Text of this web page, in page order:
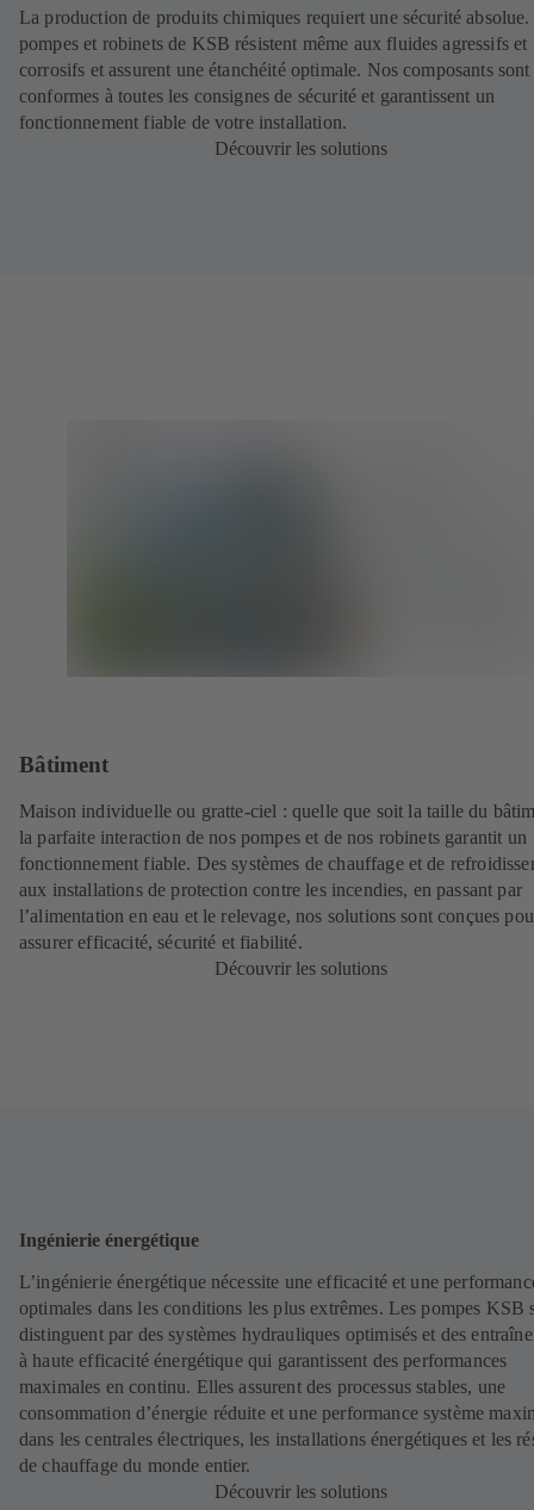
La production de produits chimiques requiert une sécurité absolue.
pompes et robinets de KSB résistent même aux fluides agressifs et
corrosifs et assurent une étanchéité optimale. Nos composants sont
conformes à toutes les consignes de sécurité et garantissent un
fonctionnement fiable de votre installation.
Découvrir les solutions
Bâtiment
Maison individuelle ou gratte-ciel : quelle que soit la taille du
la parfaite interaction de nos pompes et de nos robinets garantit un
fonctionnement fiable. Des systèmes de chauffage et de
aux installations de protection contre les incendies, en passant par
l’alimentation en eau et le relevage, nos solutions sont conçues
assurer efficacité, sécurité et fiabilité.
Découvrir les solutions
Ingénierie énergétique
L’ingénierie énergétique nécessite une efficacité et une
optimales dans les conditions les plus extrêmes. Les pompes KSB
distinguent par des systèmes hydrauliques optimisés et des
à haute efficacité énergétique qui garantissent des performances
maximales en continu. Elles assurent des processus stables, une
consommation d’énergie réduite et une performance système
dans les centrales électriques, les installations énergétiques et les
de chauffage du monde entier.
Découvrir les solutions